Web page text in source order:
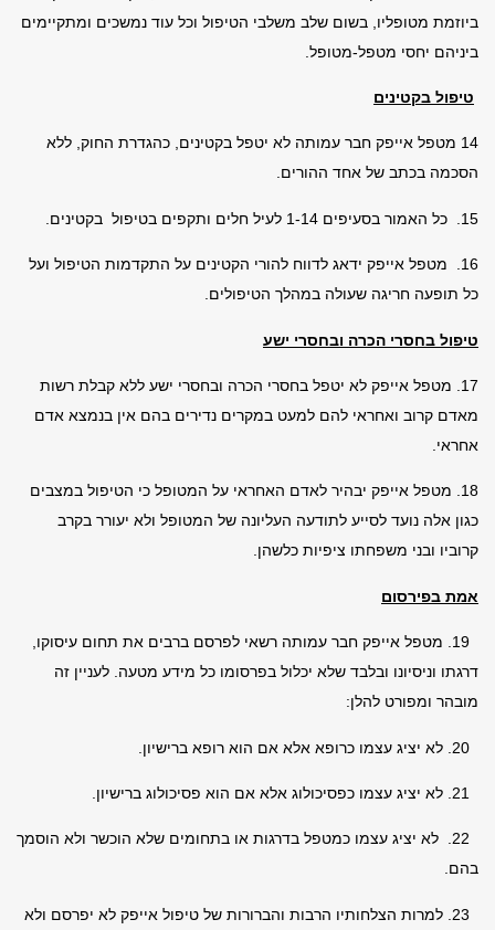
ביוזמת מטופליו, בשום שלב משלבי הטיפול וכל עוד נמשכים ומתקיימים
ביניהם יחסי מטפל-מטופל.
טיפול בקטינים
14 מטפל אייפק חבר עמותה לא יטפל בקטינים, כהגדרת החוק, ללא
הסכמה בכתב של אחד ההורים.
15. כל האמור בסעיפים 1-14 לעיל חלים ותקפים בטיפול בקטינים.
16. מטפל אייפק ידאג לדווח להורי הקטינים על התקדמות הטיפול ועל
כל תופעה חריגה שעולה במהלך הטיפולים.
טיפול בחסרי הכרה ובחסרי ישע
17. מטפל אייפק לא יטפל בחסרי הכרה ובחסרי ישע ללא קבלת רשות
מאדם קרוב ואחראי להם למעט במקרים נדירים בהם אין בנמצא אדם
אחראי.
18. מטפל אייפק יבהיר לאדם האחראי על המטופל כי הטיפול במצבים
כגון אלה נועד לסייע לתודעה העליונה של המטופל ולא יעורר בקרב
קרוביו ובני משפחתו ציפיות כלשהן.
אמת בפירסום
19. מטפל אייפק חבר עמותה רשאי לפרסם ברבים את תחום עיסוקו,
דרגתו וניסיונו ובלבד שלא יכלול בפרסומו כל מידע מטעה. לעניין זה
מובהר ומפורט להלן:
22. לא יציג עצמו כמטפל בדרגות או בתחומים שלא הוכשר ולא הוסמך
בהם.
23. למרות הצלחותיו הרבות והברורות של טיפול אייפק לא יפרסם ולא